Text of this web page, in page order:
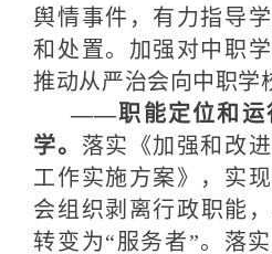
舆情事件，有力指导
和处置。加强对中职
推动从严治会向中职学
——职能定位和运
学。 落实《加强和改
工作实施方案》，实
会组织剥离行政职能
转变为“服务者”。落